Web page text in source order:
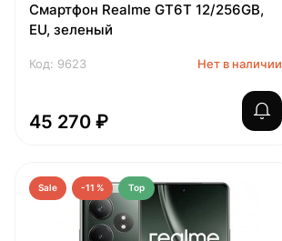
Смартфон Realme GT6T 12/256GB,
EU, зеленый
Код: 9623 Нет в наличии
45 270 ₽
Sale -11 % Top